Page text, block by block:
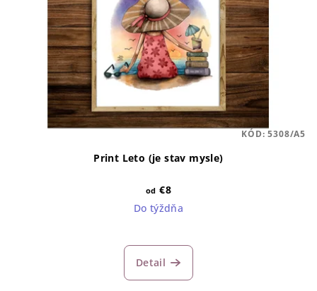
Print Leto (je stav mysle)
od €8
Do týždňa
Detail
KÓD:5308/A5